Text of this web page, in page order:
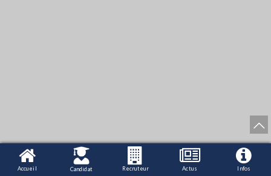
Accueil Candidat Recruteur Actus Infos